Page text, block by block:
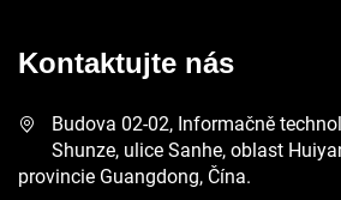
Kontaktujte nás
Budova 02-02, Informačně
Shunze, ulice Sanhe, oblast
provincie Guangdong, Čína.